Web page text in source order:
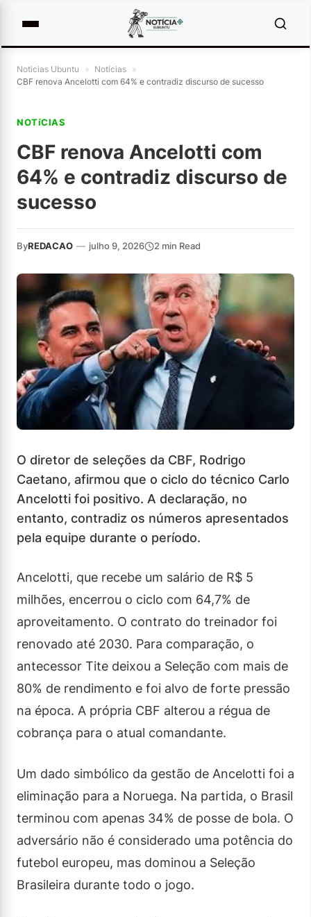
Noticias Ubuntu » Notícias »
CBF renova Ancelotti com 64% e contradiz discurso de sucesso
NOTíCIAS
CBF renova Ancelotti com
64% e contradiz discurso de
sucesso
ByREDACAO — julho 9, 2026 2 min Read
O diretor de seleções da CBF, Rodrigo
Caetano, afirmou que o ciclo do técnico Carlo
Ancelotti foi positivo. A declaração, no
entanto, contradiz os números apresentados
pela equipe durante o período.
Ancelotti, que recebe um salário de R$ 5
milhões, encerrou o ciclo com 64,7% de
aproveitamento. O contrato do treinador foi
renovado até 2030. Para comparação, o
antecessor Tite deixou a Seleção com mais de
80% de rendimento e foi alvo de forte pressão
na época. A própria CBF alterou a régua de
cobrança para o atual comandante.
Um dado simbólico da gestão de Ancelotti foi a
eliminação para a Noruega. Na partida, o Brasil
terminou com apenas 34% de posse de bola. O
adversário não é considerado uma potência do
futebol europeu, mas dominou a Seleção
Brasileira durante todo o jogo.